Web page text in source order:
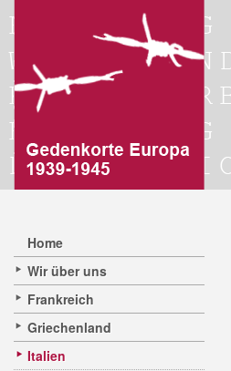
Home
Wir über uns
Frankreich
Griechenland
Italien